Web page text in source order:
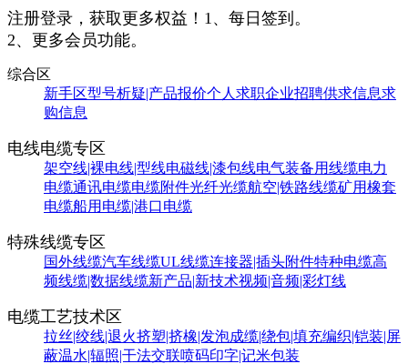
注册登录，获取更多权益！ 1、每日签到。
2、更多会员功能。
综合区
新手区型号析疑|产品报价个人求职企业招聘供求信息求
购信息
电线电缆专区
架空线|裸电线|型线电磁线|漆包线电气装备用线缆电力
电缆通讯电缆电缆附件光纤光缆航空|铁路线缆矿用橡套
电缆船用电缆|港口电缆
特殊线缆专区
国外线缆汽车线缆UL线缆连接器|插头附件特种电缆高
频线缆|数据线缆新产品|新技术视频|音频|彩灯线
电缆工艺技术区
拉丝|绞线|退火挤塑|挤橡|发泡成缆|绕包|填充编织|铠装|屏
蔽温水|辐照|干法交联喷码印字|记米包装